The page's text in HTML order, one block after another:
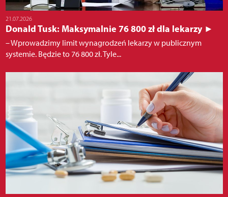
21.07.2026
Donald Tusk: Maksymalnie 76 800 zł dla lekarzy ►
– Wprowadzimy limit wynagrodzeń lekarzy w publicznym
systemie. Będzie to 76 800 zł. Tyle...